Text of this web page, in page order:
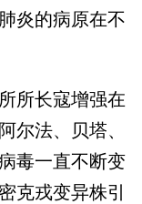
炎的病原在不
所长寇增强在
尔法、贝塔、
毒一直不断变
克戎变异株引